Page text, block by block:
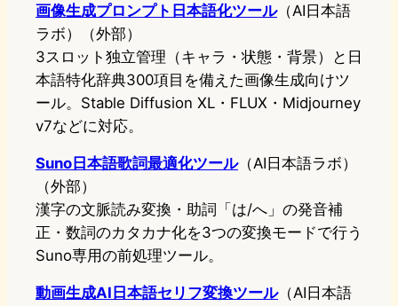
画像生成プロンプト日本語化ツール（AI日本語
ラボ）（外部）
3スロット独立管理（キャラ・状態・背景）と日
本語特化辞典300項目を備えた画像生成向けツ
ール。Stable Diffusion XL・FLUX・Midjourney
v7などに対応。
Suno日本語歌詞最適化ツール（AI日本語ラボ）
（外部）
漢字の文脈読み変換・助詞「は/へ」の発音補
正・数詞のカタカナ化を3つの変換モードで行う
Suno専用の前処理ツール。
動画生成AI日本語セリフ変換ツール（AI日本語